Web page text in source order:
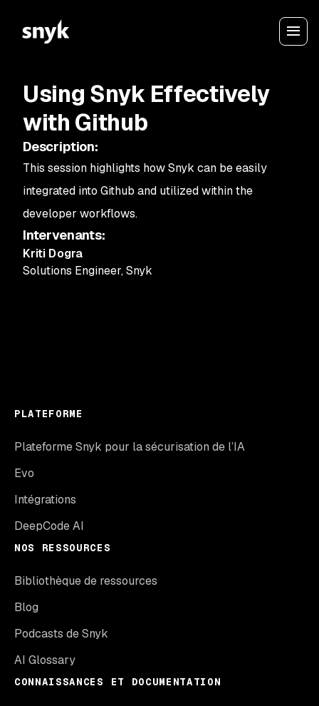
Using Snyk Effectively
with Github
Description:
This session highlights how Snyk can be easily
integrated into Github and utilized within the
developer workflows.
Intervenants:
Kriti Dogra
Solutions Engineer,Snyk
PLATEFORME
Plateforme Snyk pour la sécurisation de l’IA
Evo
Intégrations
DeepCode AI
NOS RESSOURCES
Bibliothèque de ressources
Blog
Podcasts de Snyk
AI Glossary
CONNAISSANCES ET DOCUMENTATION